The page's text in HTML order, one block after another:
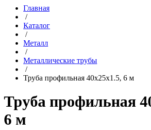
Главная
/
Каталог
/
Металл
/
Металлические трубы
/
Труба профильная 40x25x1.5, 6 м
Труба профильная
6 м